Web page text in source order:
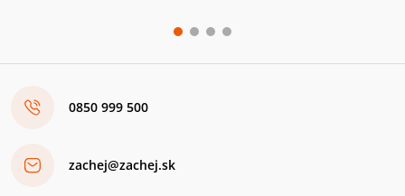
0850 999 500
zachej@zachej.sk